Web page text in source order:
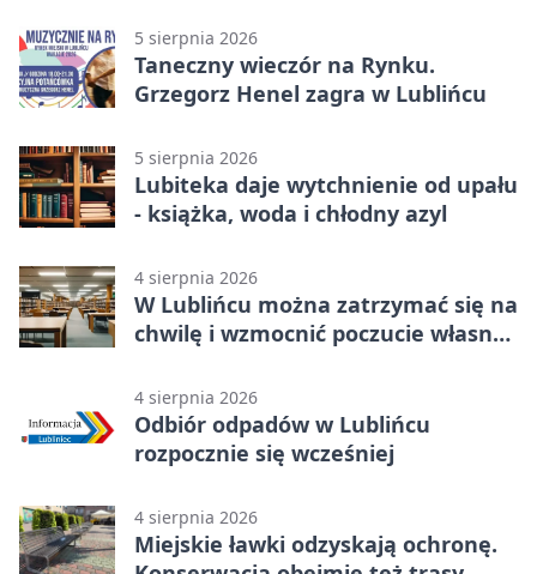
5 sierpnia 2026
Taneczny wieczór na Rynku.
Grzegorz Henel zagra w Lublińcu
5 sierpnia 2026
Lubiteka daje wytchnienie od upału
- książka, woda i chłodny azyl
4 sierpnia 2026
W Lublińcu można zatrzymać się na
chwilę i wzmocnić poczucie własnej
4 sierpnia 2026
Odbiór odpadów w Lublińcu
rozpocznie się wcześniej
4 sierpnia 2026
Miejskie ławki odzyskają ochronę.